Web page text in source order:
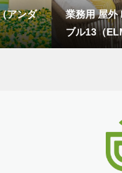
きテー
業務用 屋外
ブル12（